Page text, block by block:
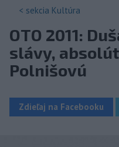
< sekcia Kultúra
OTO 2011:
slávy,
Polnišovú
Zdieľaj na Facebooku